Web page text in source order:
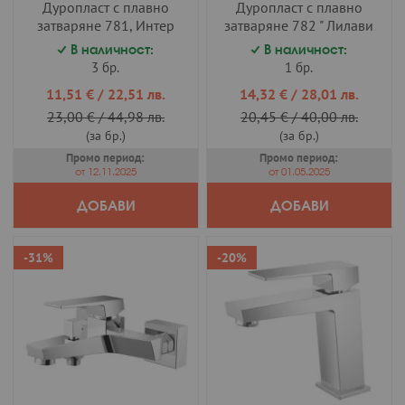
Дуропласт с плавно
затваряне 781, Интер
Керамик
В наличност:
3 бр.
Промо
цена
11,51 €/ 22,51 лв.
23,00 €/44,98 лв.
(за бр.)
Промо период:
от 12.11.2025
ДОБАВИ
Дуропласт с плавно
затваряне 782 " Лилави
цветя ", Интер Керамик
В наличност:
1 бр.
Промо
цена
14,32 €/ 28,01 лв.
20,45 €/40,00 лв.
(за бр.)
Промо период:
от 01.05.2025
ДОБАВИ
-31% -20%